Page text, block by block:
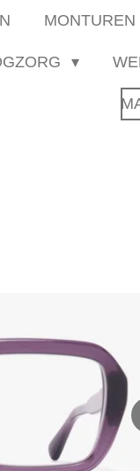
MONTUREN